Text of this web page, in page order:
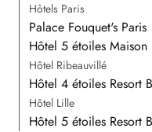
Hôtels Paris
Palace Fouquet's Paris
Hôtel 5 étoiles Maison
Hôtel Ribeauvillé
Hôtel 4 étoiles Resort
Hôtel Lille
Hôtel 5 étoiles Resort